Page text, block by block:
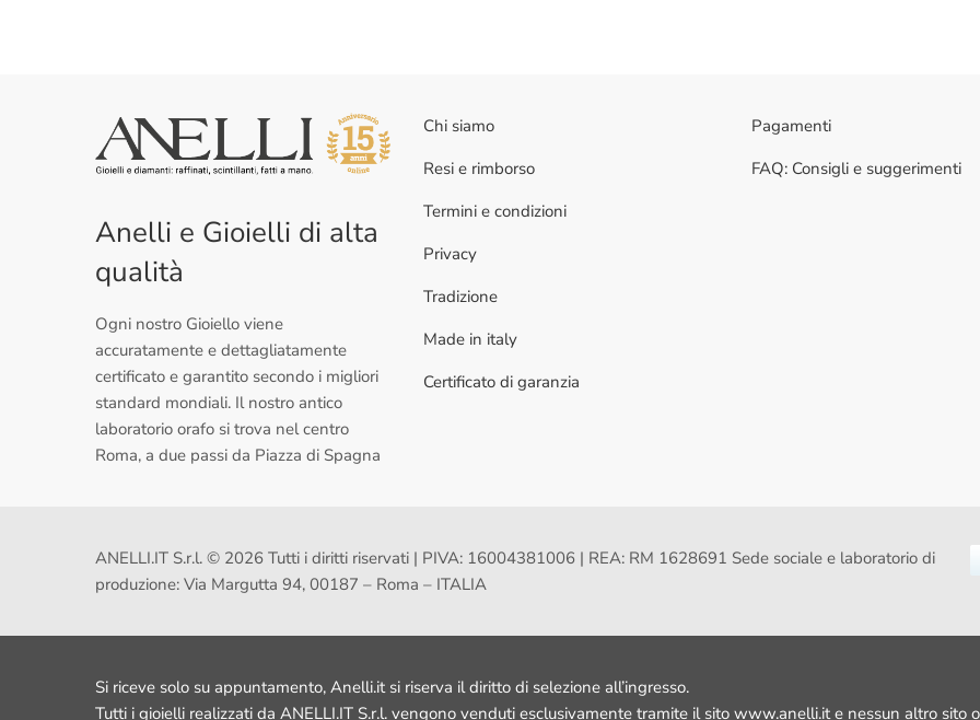
Anelli e Gioielli di alta
qualità
Ogni nostro Gioiello viene
accuratamente e dettagliatamente
certificato e garantito secondo i migliori
standard mondiali. Il nostro antico
laboratorio orafo si trova nel centro
Roma, a due passi da Piazza di Spagna
Chi siamo
Resi e rimborso
Termini e condizioni
Privacy
Tradizione
Made in italy
Certificato di garanzia
Pagamenti
FAQ: Consigli e suggerimenti
ANELLI.IT S.r.l. © 2026 Tutti i diritti riservati | PIVA: 16004381006 | REA: RM 1628691 Sede sociale e laboratorio di
produzione: Via Margutta 94, 00187 – Roma – ITALIA
Si riceve solo su appuntamento, Anelli.it si riserva il diritto di selezione all’ingresso.
Tutti i gioielli realizzati da ANELLI.IT S.r.l. vengono venduti esclusivamente tramite il sito www.anelli.it e nessun altro